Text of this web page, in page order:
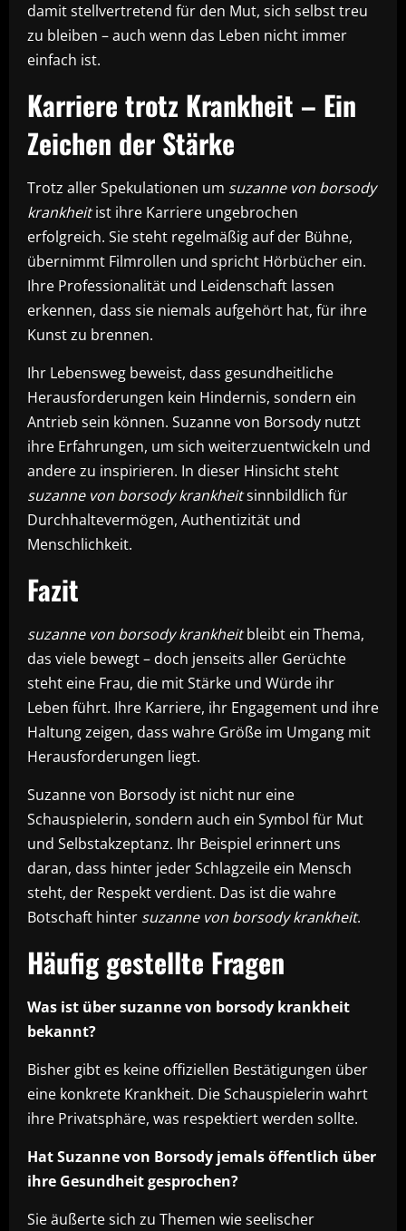
damit stellvertretend für den Mut, sich selbst treu
zu bleiben – auch wenn das Leben nicht immer
einfach ist.
Karriere trotz Krankheit – Ein
Zeichen der Stärke
Trotz aller Spekulationen um suzanne von borsody
krankheitist ihre Karriere ungebrochen
erfolgreich. Sie steht regelmäßig auf der Bühne,
übernimmt Filmrollen und spricht Hörbücher ein.
Ihre Professionalität und Leidenschaft lassen
erkennen, dass sie niemals aufgehört hat, für ihre
Kunst zu brennen.
Ihr Lebensweg beweist, dass gesundheitliche
Herausforderungen kein Hindernis, sondern ein
Antrieb sein können. Suzanne von Borsody nutzt
ihre Erfahrungen, um sich weiterzuentwickeln und
andere zu inspirieren. In dieser Hinsicht steht
suzanne von borsody krankheitsinnbildlich für
Durchhaltevermögen, Authentizität und
Menschlichkeit.
Fazit
suzanne von borsody krankheitbleibt ein Thema,
das viele bewegt – doch jenseits aller Gerüchte
steht eine Frau, die mit Stärke und Würde ihr
Leben führt. Ihre Karriere, ihr Engagement und ihre
Haltung zeigen, dass wahre Größe im Umgang mit
Herausforderungen liegt.
Suzanne von Borsody ist nicht nur eine
Schauspielerin, sondern auch ein Symbol für Mut
und Selbstakzeptanz. Ihr Beispiel erinnert uns
daran, dass hinter jeder Schlagzeile ein Mensch
steht, der Respekt verdient. Das ist die wahre
Botschaft hinter suzanne von borsody krankheit.
Häufig gestellte Fragen
Was ist über suzanne von borsody krankheit
bekannt?
Bisher gibt es keine offiziellen Bestätigungen über
eine konkrete Krankheit. Die Schauspielerin wahrt
ihre Privatsphäre, was respektiert werden sollte.
Hat Suzanne von Borsody jemals öffentlich über
ihre Gesundheit gesprochen?
Sie äußerte sich zu Themen wie seelischer